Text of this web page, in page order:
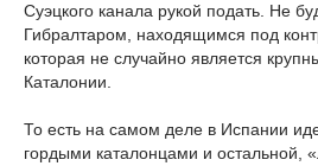
Суэцкого канала рукой подать. Не
Гибралтаром, находящимся под
которая не случайно является
Каталонии.
То есть на самом деле в Испании
гордыми каталонцами и остальной,